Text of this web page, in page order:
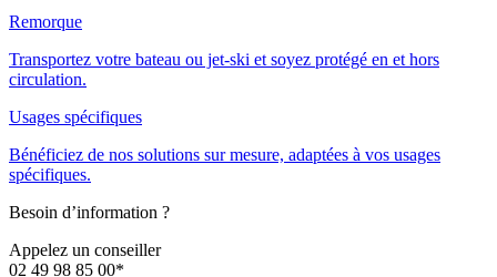
Remorque
Transportez votre bateau ou jet-ski et soyez protégé en et hors
circulation.
Usages spécifiques
Bénéficiez de nos solutions sur mesure, adaptées à vos usages
spécifiques.
Besoin d’information ?
Appelez un conseiller
02 49 98 85 00*